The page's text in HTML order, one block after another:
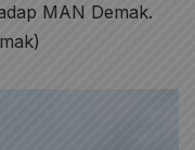
MAN Demak.